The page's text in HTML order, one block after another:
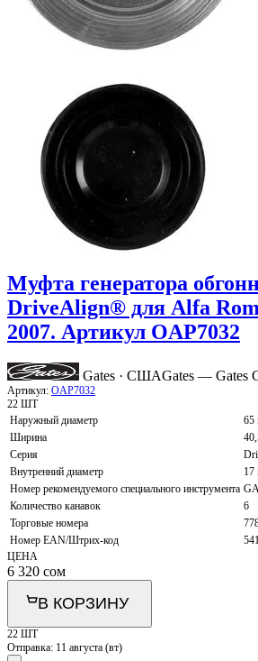
Муфта генератора
DriveAlign® для Alfa
2007. Артикул OAP7032
Gates · СШАGates — Gates
Артикул: OAP7032
22 ШТ
Наружный диаметр
65
Ширина
Серия
Внутренний диаметр
Номер рекомендуемого специального инструмента
Количество канавок
6
Торговые номера
Номер EAN/Штрих-код
ЦЕНА
6 320 сом
В КОРЗИНУ
22 ШТ
Отправка: 11 августа (вт)